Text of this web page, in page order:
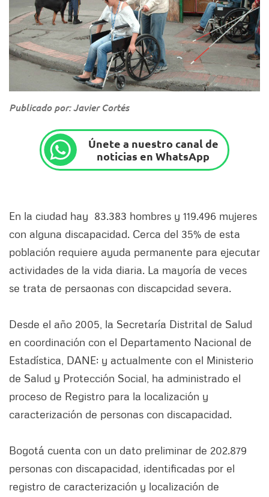
Publicado por: Javier Cortés
Únete a nuestro canal de
noticias en WhatsApp
En la ciudad hay 83.383 hombres y 119.496 mujeres
con alguna discapacidad. Cerca del 35% de esta
población requiere ayuda permanente para ejecutar
actividades de la vida diaria. La mayoría de veces
se trata de persaonas con discapcidad severa.
Desde el año 2005, la Secretaría Distrital de Salud
en coordinación con el Departamento Nacional de
Estadística, DANE; y actualmente con el Ministerio
de Salud y Protección Social, ha administrado el
proceso de Registro para la localización y
caracterización de personas con discapacidad.
Bogotá cuenta con un dato preliminar de 202.879
personas con discapacidad, identificadas por el
registro de caracterización y localización de